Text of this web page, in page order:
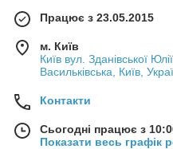
Вивасан
компанії Vivasan | Вівасан
здоров'я.
У каталозі представлені
іграшки ручної роботивід
Працює з 23.05.2015
м. Київ
Київ вул. Зданівської
Васильківська, Київ,
Контакти
Сьогодні працює з
Показати весь графік